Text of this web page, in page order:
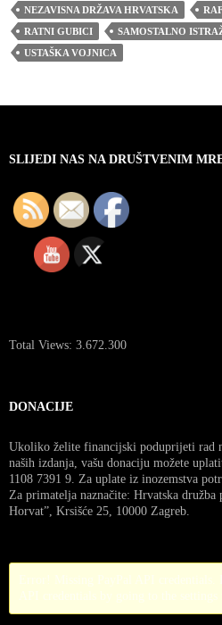
NEZAVISNA DRŽAVA HRVATSKA
RATNI GUBICI
SAMOSTALNO
USTAŠKA VOJNICA
SLIJEDI NAS NA DRUŠTVENIM
Total Views: 3.672.300
DONACIJE
Ukoliko želite financijski poduprijeti rad
naših izdanja, vašu donaciju možete
1108 7391 9. Za uplate iz inozemstva
Za primatelja naznačite: Hrvatska
Horvat”, Krsišće 25, 10000 Zagreb.